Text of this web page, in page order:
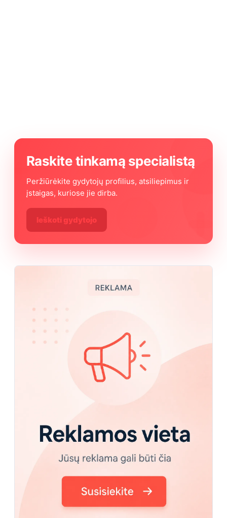
Raskite tinkamą specialistą
Peržiūrėkite gydytojų profilius, atsiliepimus ir
įstaigas, kuriose jie dirba.
Ieškoti gydytojo